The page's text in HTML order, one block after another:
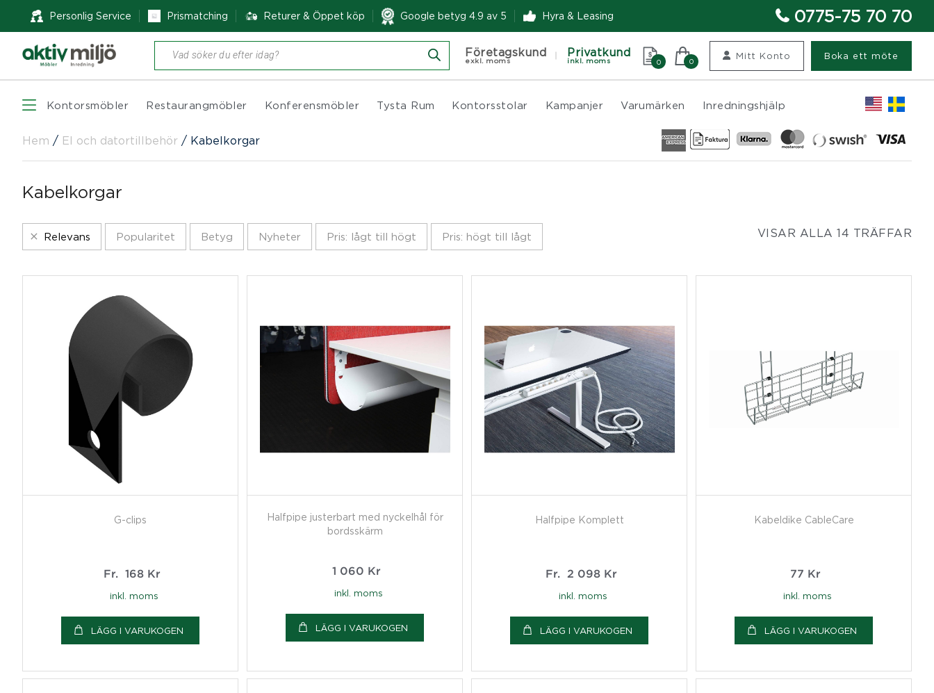
Personlig Service Prismatching Returer & Öppet köp Google betyg 4.9 av 5 Hyra & Leasing 0775-75 70 70
Produktsökning Företagskund
exkl. moms
Privatkund
inkl. moms 0 0
Mitt Konto Boka ett möte
Kontorsmöbler Restaurangmöbler Konferensmöbler Tysta Rum Kontorsstolar Kampanjer Varumärken Inredningshjälp
Hem / El och datortillbehör / Kabelkorgar
Kabelkorgar
Relevans Popularitet Betyg Nyheter Pris: lågt till högt Pris: högt till lågt VISAR ALLA 14 TRÄFFAR
G-clips
Fr. 168 Kr
inkl. moms
LÄGG I VARUKOGEN
Halfpipe justerbart med nyckelhål för
bordsskärm
1 060 Kr
inkl. moms
LÄGG I VARUKOGEN
Halfpipe Komplett
Fr. 2 098 Kr
inkl. moms
LÄGG I VARUKOGEN
Kabeldike CableCare
77 Kr
inkl. moms
LÄGG I VARUKOGEN